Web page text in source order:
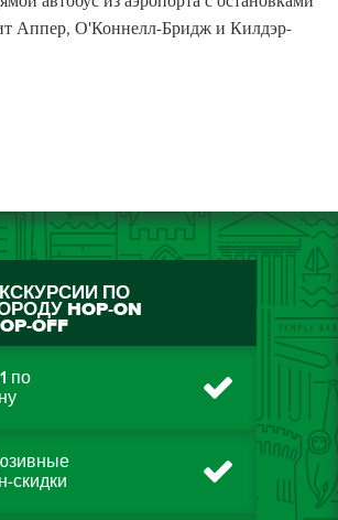
Аппер, О'Коннелл-Бридж и Килдэр-
ПО
HOP-ON
OFF
по
скидки